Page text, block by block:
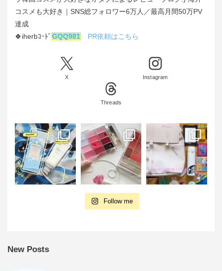
コスメも大好き｜SNS総フォロワー6万人／最高月間50万PV
達成
🍀iherbｺｰﾄﾞ GQQ981 PR依頼はこちら
X Instagram
Threads
Follow me
New Posts